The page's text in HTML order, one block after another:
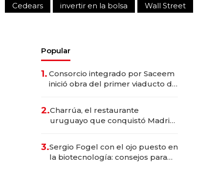
Cedears invertir en la bolsa Wall Street
Popular
1. Consorcio integrado por Saceem
inició obra del primer viaducto de
millones
2.Charrúa, el restaurante
uruguayo que conquistó Madrid:
anticipación y prepara apertura
3.Sergio Fogel con el ojo puesto en
la biotecnología: consejos para